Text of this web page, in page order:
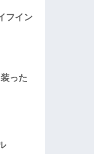
フイン
った